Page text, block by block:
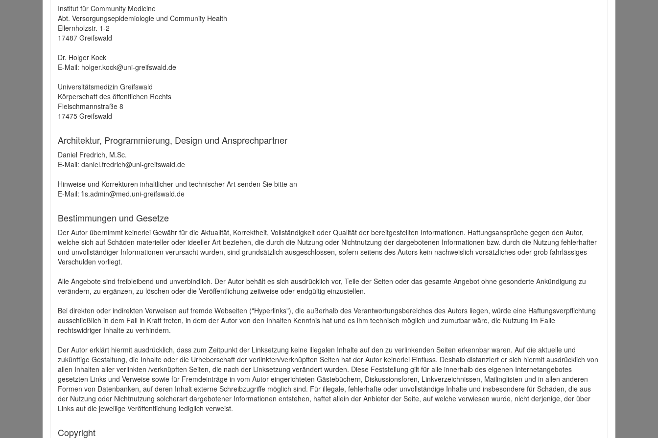
Institut für Community Medicine
Abt. Versorgungsepidemiologie und Community Health
Ellernholzstr. 1-2
17487 Greifswald
Dr. Holger Kock
E-Mail: holger.kock@uni-greifswald.de
Universitätsmedizin Greifswald
Körperschaft des öffentlichen Rechts
Fleischmannstraße 8
17475 Greifswald
Architektur, Programmierung, Design und Ansprechpartner
Daniel Fredrich, M.Sc.
E-Mail: daniel.fredrich@uni-greifswald.de
Hinweise und Korrekturen inhaltlicher und technischer Art senden Sie bitte an
E-Mail: fis.admin@med.uni-greifswald.de
Bestimmungen und Gesetze
Der Autor übernimmt keinerlei Gewähr für die Aktualität, Korrektheit, Vollständigkeit oder Qualität der bereitgestellten Informationen. Haftungsansprüche gegen den Autor,
welche sich auf Schäden materieller oder ideeller Art beziehen, die durch die Nutzung oder Nichtnutzung der dargebotenen Informationen bzw. durch die Nutzung fehlerhafter
und unvollständiger Informationen verursacht wurden, sind grundsätzlich ausgeschlossen, sofern seitens des Autors kein nachweislich vorsätzliches oder grob fahrlässiges
Verschulden vorliegt.
Alle Angebote sind freibleibend und unverbindlich. Der Autor behält es sich ausdrücklich vor, Teile der Seiten oder das gesamte Angebot ohne gesonderte Ankündigung zu
verändern, zu ergänzen, zu löschen oder die Veröffentlichung zeitweise oder endgültig einzustellen.
Bei direkten oder indirekten Verweisen auf fremde Webseiten ("Hyperlinks"), die außerhalb des Verantwortungsbereiches des Autors liegen, würde eine Haftungsverpflichtung
ausschließlich in dem Fall in Kraft treten, in dem der Autor von den Inhalten Kenntnis hat und es ihm technisch möglich und zumutbar wäre, die Nutzung im Falle
rechtswidriger Inhalte zu verhindern.
Der Autor erklärt hiermit ausdrücklich, dass zum Zeitpunkt der Linksetzung keine illegalen Inhalte auf den zu verlinkenden Seiten erkennbar waren. Auf die aktuelle und
zukünftige Gestaltung, die Inhalte oder die Urheberschaft der verlinkten/verknüpften Seiten hat der Autor keinerlei Einfluss. Deshalb distanziert er sich hiermit ausdrücklich von
allen Inhalten aller verlinkten /verknüpften Seiten, die nach der Linksetzung verändert wurden. Diese Feststellung gilt für alle innerhalb des eigenen Internetangebotes
gesetzten Links und Verweise sowie für Fremdeinträge in vom Autor eingerichteten Gästebüchern, Diskussionsforen, Linkverzeichnissen, Mailinglisten und in allen anderen
Formen von Datenbanken, auf deren Inhalt externe Schreibzugriffe möglich sind. Für illegale, fehlerhafte oder unvollständige Inhalte und insbesondere für Schäden, die aus
der Nutzung oder Nichtnutzung solcherart dargebotener Informationen entstehen, haftet allein der Anbieter der Seite, auf welche verwiesen wurde, nicht derjenige, der über
Links auf die jeweilige Veröffentlichung lediglich verweist.
Copyright